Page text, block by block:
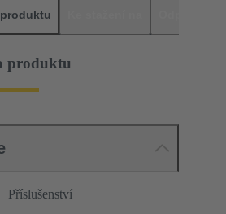
produktu
Příslušenství